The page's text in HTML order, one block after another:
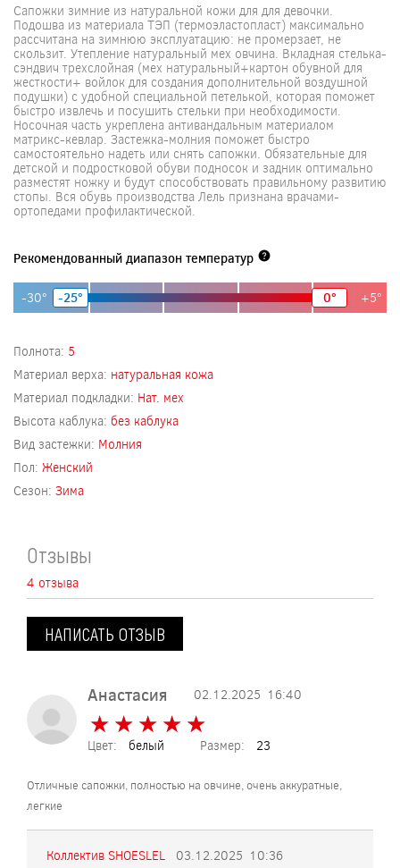
Сапожки зимние из натуральной кожи для для девочки.
Подошва из материала ТЭП (термоэластопласт) максимально
рассчитана на зимнюю эксплуатацию: не промерзает, не
скользит. Утепление натуральный мех овчина. Вкладная стелька-
сэндвич трехслойная (мех натуральный+картон обувной для
жесткости+ войлок для создания дополнительной воздушной
подушки) с удобной специальной петелькой, которая поможет
быстро извлечь и посушить стельки при необходимости.
Носочная часть укреплена антивандальным материалом
матрикс-кевлар. Застежка-молния поможет быстро
самостоятельно надеть или снять сапожки. Обязательные для
детской и подростковой обуви подносок и задник оптимально
разместят ножку и будут способствовать правильному развитию
стопы. Вся обувь производства Лель признана врачами-
ортопедами профилактической.
Рекомендованный диапазон температур
-30° -25° 0° +5°
Полнота: 5
Материал верха: натуральная кожа
Материал подкладки: Нат. мех
Высота каблука: без каблука
Вид застежки: Молния
Пол: Женский
Сезон: Зима
Отзывы
4 отзыва
НАПИСАТЬ ОТЗЫВ
Анастасия 02.12.2025 16:40
★ ★ ★ ★ ★
★ ★ ★ ★ ★
Цвет: белый Размер: 23
Отличные сапожки, полностью на овчине, очень аккуратные,
легкие
Коллектив SHOESLEL 03.12.2025 10:36